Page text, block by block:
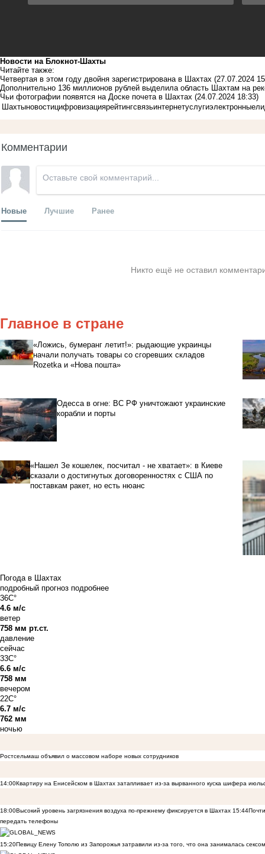
Новости на Блoкнoт-Шахты
Читайте также:
Четвертая в этом году двойня зарегистрирована в Шахтах (27.07.2024
Дополнительно 136 миллионов рублей выделила область Шахтам на
Чьи фотографии появятся на Доске почета в Шахтах (24.07.2024 18:33)
Шахтыновостицифровизациярейтингсвязьинтернетуслугиэлектронные
Комментарии
Новые Лучшие Ранее
Никто ещё не оставил
Главное в стране
«Ложись, бумеранг летит!»: рыдающие украинцы
начали получать товары со сгоревших складов
Rozetka и «Нова пошта»
Одесса в огне: ВС РФ уничтожают украинские
корабли и порты
«Нашел Зе кошелек, посчитал - не хватает»: в Киеве
сказали о достигнутых договоренностях с США по
поставкам ракет, но есть нюанс
Погода в Шахтах
подробный прогноз подробнее
36C°
4.6 м/с
ветер
758 мм рт.ст.
давление
сейчас
33C°
6.6 м/с
758 мм
вечером
22C°
6.7 м/с
762 мм
ночью
Ростсельмаш объявил о массовом наборе новых сотрудников
14:00Квартиру на Енисейском в Шахтах затапливает из-за вырванного куска шифера
18:00Высокий уровень загрязнения воздуха по-прежнему фиксируется в Шахтах 15:44
передать телефоны
15:20Певицу Елену Тополю из Запорожья затравили из-за того, что она занималась